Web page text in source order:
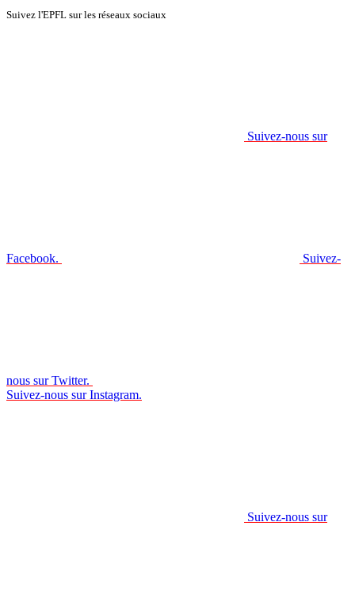
Suivez l'EPFL sur les réseaux sociaux
Suivez-nous sur
Facebook. Suivez-
nous sur Twitter.
Suivez-nous sur Instagram.
Suivez-nous sur